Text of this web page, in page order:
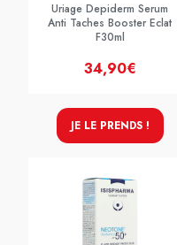
Uriage Depiderm Serum
Anti Taches Booster Eclat
F30ml
34,90€
JE LE PRENDS !